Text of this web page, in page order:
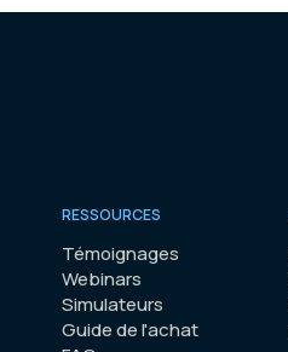
RESSOURCES
Témoignages
Webinars
Simulateurs
Guide de l'achat